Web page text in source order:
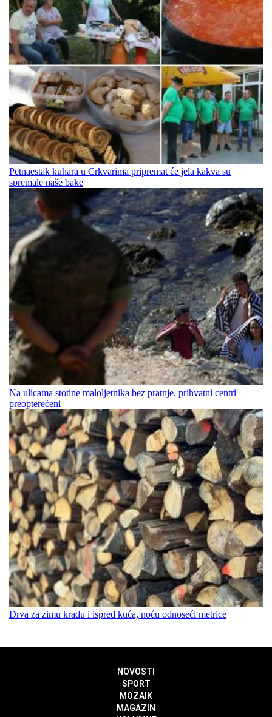
Petnaestak kuhara u Crkvarima pripremat će jela kakva su
spremale naše bake
Na ulicama stotine maloljetnika bez pratnje, prihvatni centri
preopterećeni
Drva za zimu kradu i ispred kuća, noću odnoseći metrice
NOVOSTI
SPORT
MOZAIK
MAGAZIN